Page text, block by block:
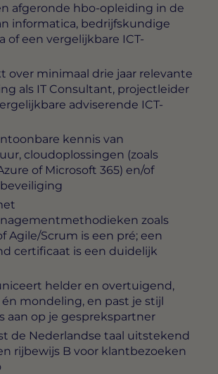
afgeronde hbo-opleiding in de
informatica, bedrijfskundige
of een vergelijkbare ICT-
over minimaal drie jaar relevante
als IT Consultant, projectleider
adviserende ICT-
kennis van
cloudoplossingen (zoals
of Microsoft 365) en/of
zoals
Agile/Scrum is een pré; een
certificaat is een duidelijk
helder en overtuigend,
mondeling, en past je stijl
aan op je gesprekspartner
de Nederlandse taal uitstekend
rijbewijs B voor klantbezoeken